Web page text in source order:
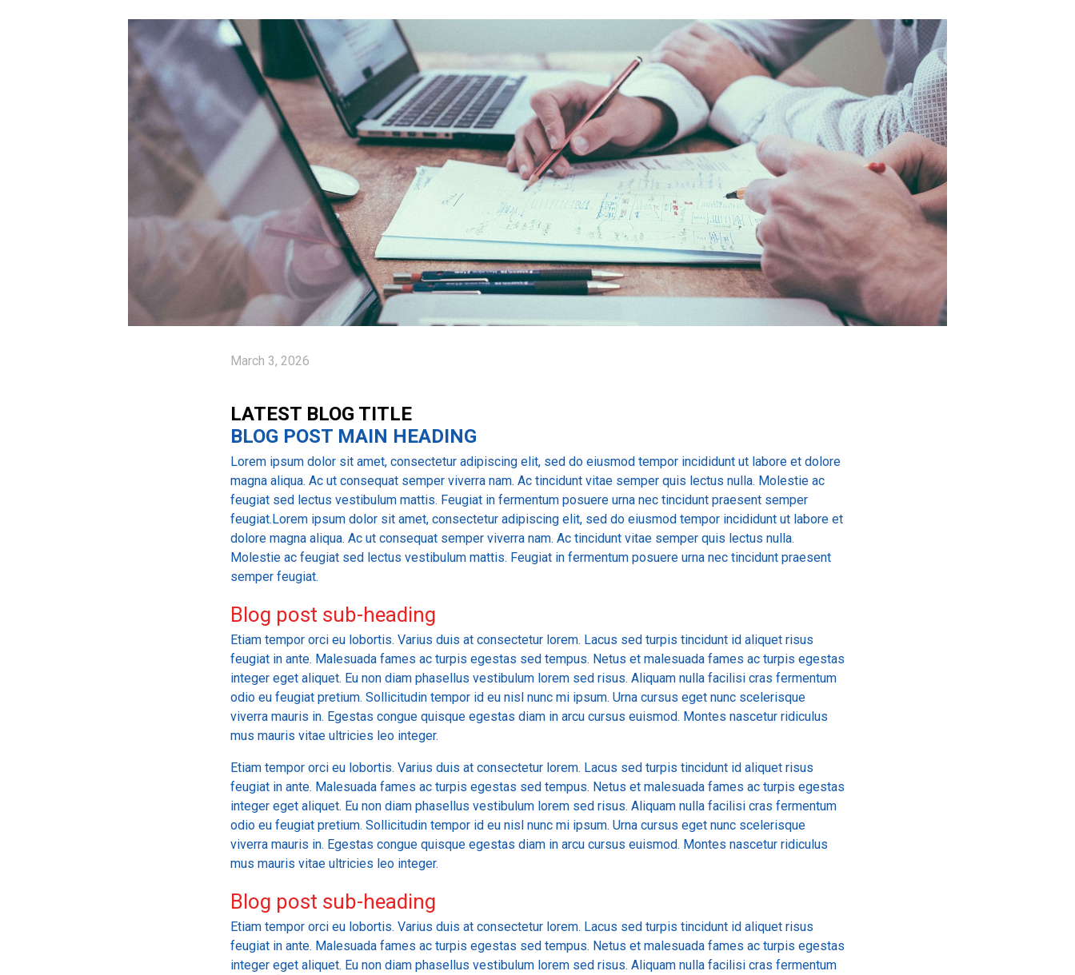
March 3, 2026
LATEST BLOG TITLE
BLOG POST MAIN HEADING
Lorem ipsum dolor sit amet, consectetur adipiscing elit, sed do eiusmod tempor incididunt ut labore et dolore
magna aliqua. Ac ut consequat semper viverra nam. Ac tincidunt vitae semper quis lectus nulla. Molestie ac
feugiat sed lectus vestibulum mattis. Feugiat in fermentum posuere urna nec tincidunt praesent semper
feugiat.Lorem ipsum dolor sit amet, consectetur adipiscing elit, sed do eiusmod tempor incididunt ut labore et
dolore magna aliqua. Ac ut consequat semper viverra nam. Ac tincidunt vitae semper quis lectus nulla.
Molestie ac feugiat sed lectus vestibulum mattis. Feugiat in fermentum posuere urna nec tincidunt praesent
semper feugiat.
Blog post sub-heading
Etiam tempor orci eu lobortis. Varius duis at consectetur lorem. Lacus sed turpis tincidunt id aliquet risus
feugiat in ante. Malesuada fames ac turpis egestas sed tempus. Netus et malesuada fames ac turpis egestas
integer eget aliquet. Eu non diam phasellus vestibulum lorem sed risus. Aliquam nulla facilisi cras fermentum
odio eu feugiat pretium. Sollicitudin tempor id eu nisl nunc mi ipsum. Urna cursus eget nunc scelerisque
viverra mauris in. Egestas congue quisque egestas diam in arcu cursus euismod. Montes nascetur ridiculus
mus mauris vitae ultricies leo integer.
Etiam tempor orci eu lobortis. Varius duis at consectetur lorem. Lacus sed turpis tincidunt id aliquet risus
feugiat in ante. Malesuada fames ac turpis egestas sed tempus. Netus et malesuada fames ac turpis egestas
integer eget aliquet. Eu non diam phasellus vestibulum lorem sed risus. Aliquam nulla facilisi cras fermentum
odio eu feugiat pretium. Sollicitudin tempor id eu nisl nunc mi ipsum. Urna cursus eget nunc scelerisque
viverra mauris in. Egestas congue quisque egestas diam in arcu cursus euismod. Montes nascetur ridiculus
mus mauris vitae ultricies leo integer.
Blog post sub-heading
Etiam tempor orci eu lobortis. Varius duis at consectetur lorem. Lacus sed turpis tincidunt id aliquet risus
feugiat in ante. Malesuada fames ac turpis egestas sed tempus. Netus et malesuada fames ac turpis egestas
integer eget aliquet. Eu non diam phasellus vestibulum lorem sed risus. Aliquam nulla facilisi cras fermentum